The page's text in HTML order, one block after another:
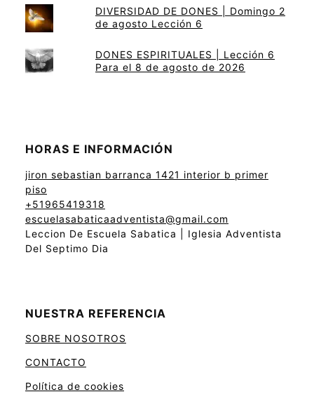
DIVERSIDAD DE DONES | Domingo 2
de agosto Lección 6
DONES ESPIRITUALES | Lección 6
Para el 8 de agosto de 2026
HORAS E INFORMACIÓN
jiron sebastian barranca 1421 interior b primer
piso
+51965419318
escuelasabaticaadventista@gmail.com
Leccion De Escuela Sabatica | Iglesia Adventista
Del Septimo Dia
NUESTRA REFERENCIA
SOBRE NOSOTROS
CONTACTO
Política de cookies